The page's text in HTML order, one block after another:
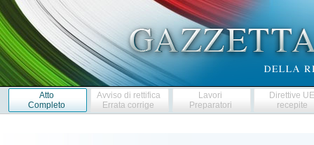
Atto
Completo
Avviso di rettifica
Errata corrige
Lavori
Preparatori
Direttive
recepite